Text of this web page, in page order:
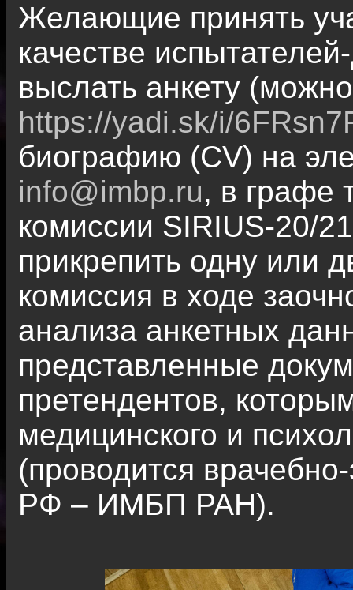
Желающие принять
качестве
выслать анкету
https://yadi.sk/i/
биографию (CV) на
info@imbp.ru, в графе
комиссии SIRIUS-20/
прикрепить одну или
комиссия в ходе
анализа анкетных
представленные
претендентов,
медицинского и
(проводится
РФ – ИМБП РАН).